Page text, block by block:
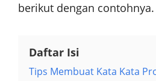
berikut dengan contohnya.
Daftar Isi
Tips Membuat Kata Kata